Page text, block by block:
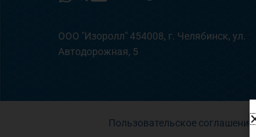
ООО "Изоролл" 454008, г. Челябинск, ул.
Автодорожная, 5
Пользовательское соглашение